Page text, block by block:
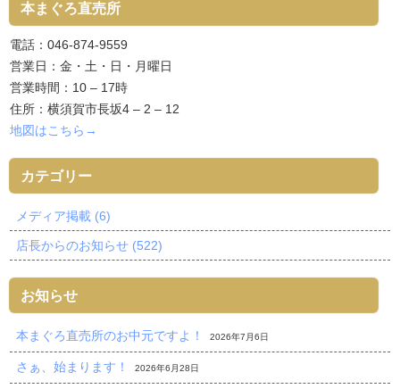
本まぐろ直売所
電話：046-874-9559
営業日：金・土・日・月曜日
営業時間：10 – 17時
住所：横須賀市長坂4 – 2 – 12
地図はこちら→
カテゴリー
メディア掲載 (6)
店長からのお知らせ (522)
お知らせ
本まぐろ直売所のお中元ですよ！ 2026年7月6日
さぁ、始まります！ 2026年6月28日